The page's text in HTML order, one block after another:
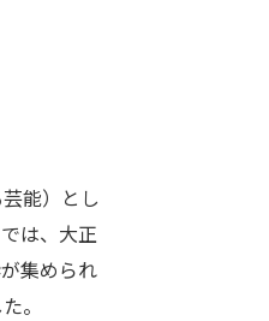
能）とし
は、大正
集められ
。